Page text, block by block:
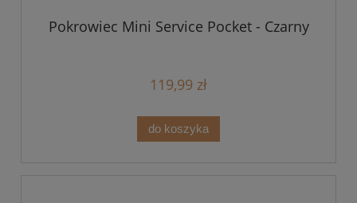
Pokrowiec Mini Service Pocket - Czarny
119,99 zł
do koszyka